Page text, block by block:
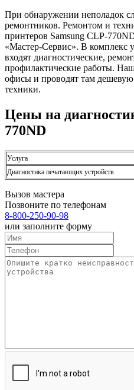
При обнаружении неполадок
ремонтников. Ремонтом и
принтеров Samsung CLP-
«Мастер-Сервис». В комплекс
входят диагностические,
профилактические работы.
офисы и проводят там
техники.
Цены на
770ND
Услуга
Диагностика печатающих устройств
Вызов мастера
Позвоните по телефонам
8-800-250-90-98
или заполните форму